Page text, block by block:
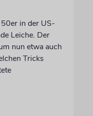
in der US-
Leiche. Der
nun etwa auch
Tricks